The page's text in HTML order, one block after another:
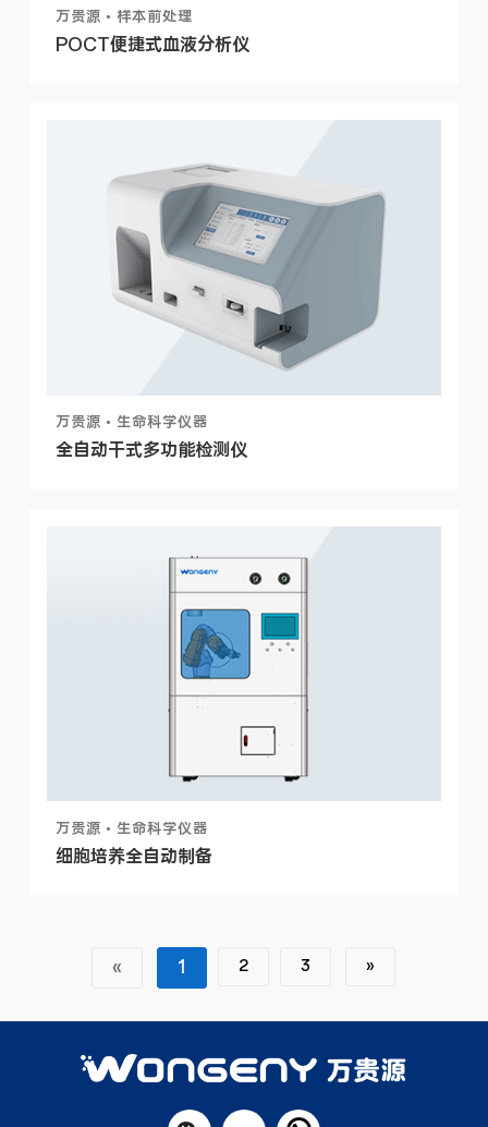
万贵源 • 样本前处理
POCT便捷式血液分析仪
万贵源 • 生命科学仪器
全自动干式多功能检测仪
万贵源 • 生命科学仪器
细胞培养全自动制备
« 1 2 3 »